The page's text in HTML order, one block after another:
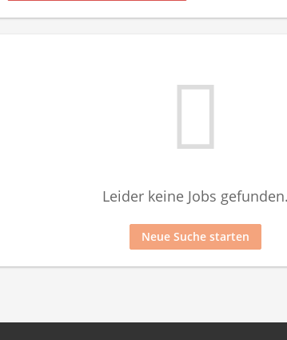
Leider keine Jobs gefunden.
Neue Suche starten